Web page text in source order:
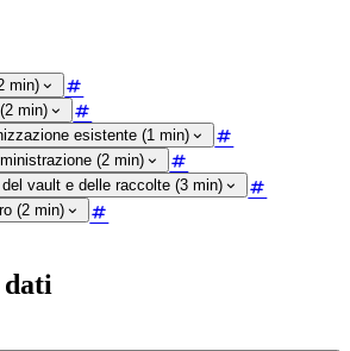
min)
min)
esistente (1 min)
(2 min)
vault e delle raccolte (3 min)
(2 min)